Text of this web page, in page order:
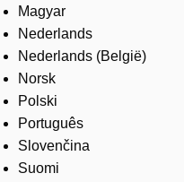
Magyar
Nederlands
Nederlands (België)
Norsk
Polski
Português
Slovenčina
Suomi